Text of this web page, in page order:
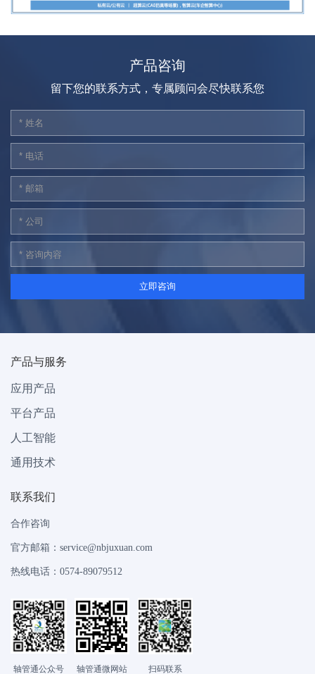
产品咨询
留下您的联系方式，专属顾问会尽快联系您
产品与服务
应用产品
平台产品
人工智能
通用技术
联系我们
合作咨询
官方邮箱：service@nbjuxuan.com
热线电话：0574-89079512
轴管通公众号 轴管通微网站 扫码联系